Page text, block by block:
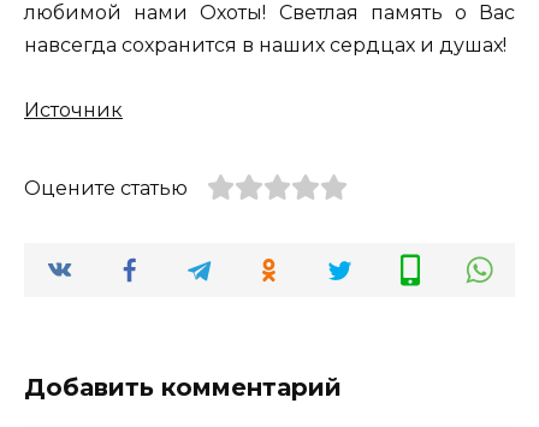
любимой нами Охоты! Светлая память о Вас
навсегда сохранится в наших сердцах и душах!
Источник
Оцените статью
Добавить комментарий